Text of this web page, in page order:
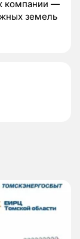
компании —
земель